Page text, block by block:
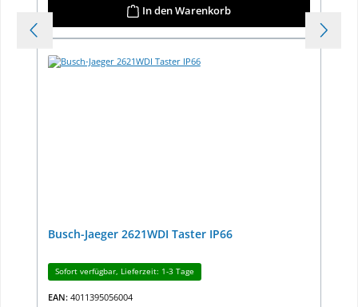
In den Warenkorb
Busch-Jaeger 2621WDI Taster IP66
Sofort verfügbar, Lieferzeit: 1-3 Tage
EAN: 4011395056004